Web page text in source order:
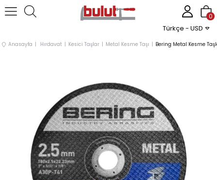
Türkçe - USD
0
Anasayfa Hırdavat Kesici Taşlar Metal Kesme Taşı Bering Metal Kesme